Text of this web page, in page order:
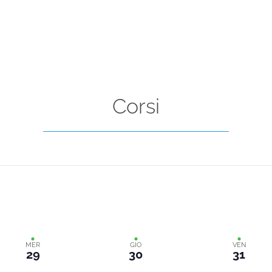
Corsi
MER
29
GIO
30
VEN
31